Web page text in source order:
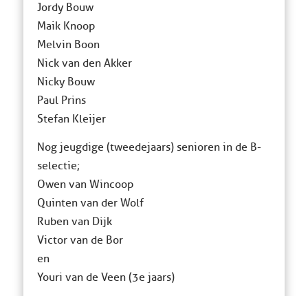
Jordy Bouw
Maik Knoop
Melvin Boon
Nick van den Akker
Nicky Bouw
Paul Prins
Stefan Kleijer
Nog jeugdige (tweedejaars) senioren in de B-
selectie;
Owen van Wincoop
Quinten van der Wolf
Ruben van Dijk
Victor van de Bor
en
Youri van de Veen (3e jaars)